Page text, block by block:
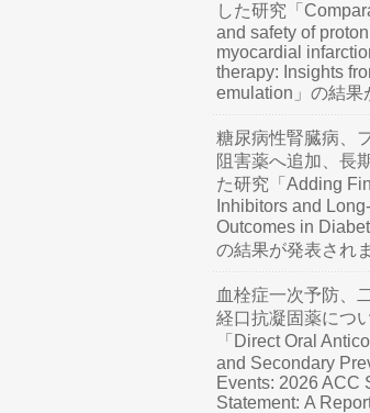
した研究「
and safety of
myocardial
therapy: Insights
emulation」の結果
糖尿病性腎臓病、
阻害薬へ追加、長
た研究「Adding
Inhibitors and
Outcomes in
の結果が発表され
血栓症一次予防、
経口抗凝固薬につ
「Direct Oral
and Secondary
Events: 2026 ACC
Statement: A